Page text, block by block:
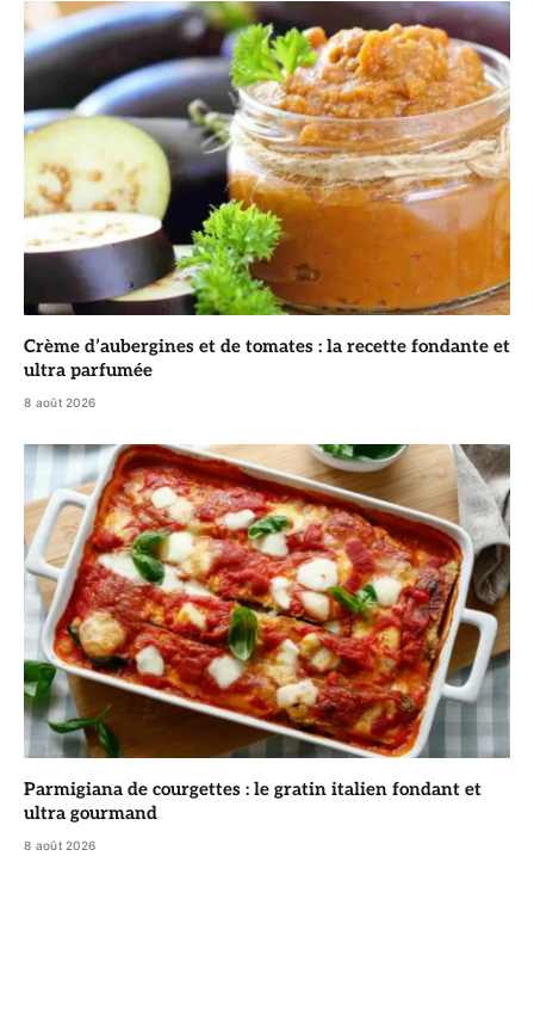
Crème d’aubergines et de tomates : la recette fondante et
ultra parfumée
8 août 2026
Parmigiana de courgettes : le gratin italien fondant et
ultra gourmand
8 août 2026